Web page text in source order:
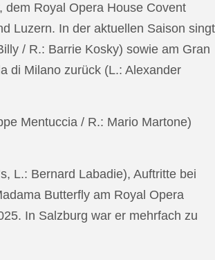
Royal Opera House Covent
Luzern. In der aktuellen Saison singt
/ R.: Barrie Kosky) sowie am Gran
di Milano zurück (L.: Alexander
Mentuccia / R.: Mario Martone)
L.: Bernard Labadie), Auftritte bei
Butterfly am Royal Opera
In Salzburg war er mehrfach zu